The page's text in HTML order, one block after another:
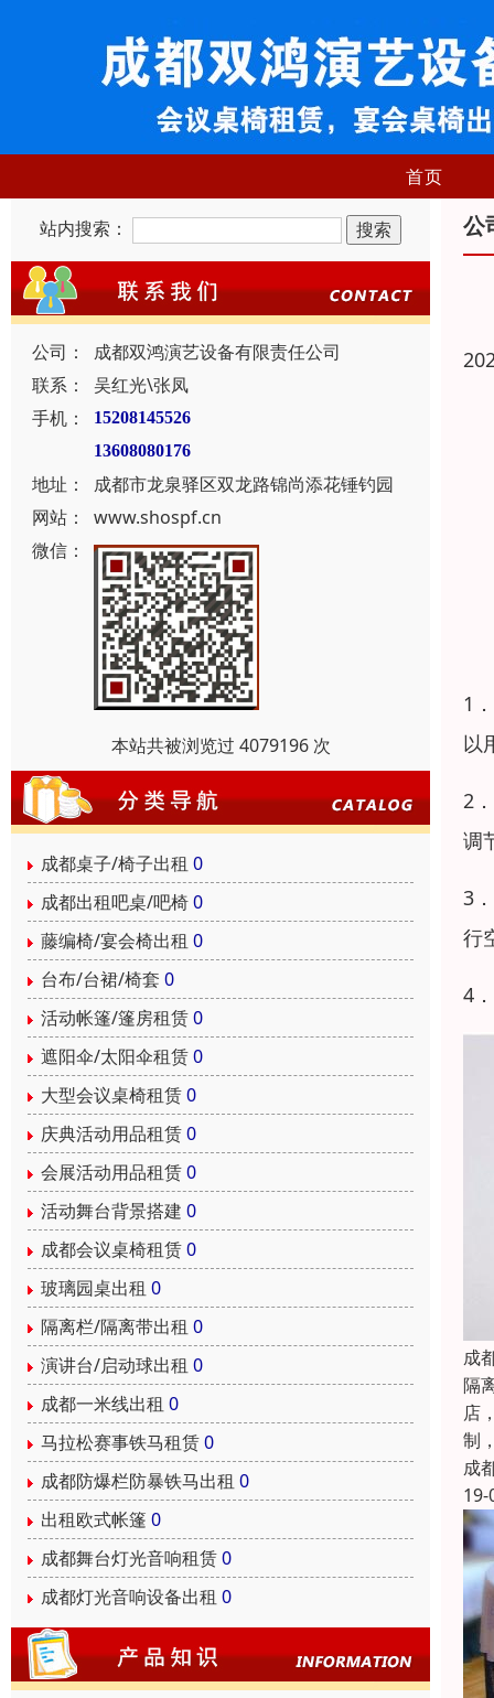
首页
站内搜索：
公司：
成都双鸿演艺设备有限责任公司
联系：
吴红光\张凤
手机：
15208145526
13608080176
地址：
成都市龙泉驿区双龙路锦尚添花锤钓园
网站：
www.shospf.cn
微信：
本站共被浏览过 4079196 次
成都桌子/椅子出租 0
成都出租吧桌/吧椅0
藤编椅/宴会椅出租 0
台布/台裙/椅套 0
活动帐篷/篷房租赁0
遮阳伞/太阳伞租赁0
大型会议桌椅租赁0
庆典活动用品租赁0
会展活动用品租赁0
活动舞台背景搭建 0
成都会议桌椅租赁0
玻璃园桌出租 0
隔离栏/隔离带出租 0
演讲台/启动球出租 0
成都一米线出租 0
马拉松赛事铁马租赁0
成都防爆栏防暴铁马出租 0
出租欧式帐篷 0
成都舞台灯光音响租赁0
成都灯光音响设备出租 0
公
1
以
2
调
3
行
4
成
隔
店
制
成
19-